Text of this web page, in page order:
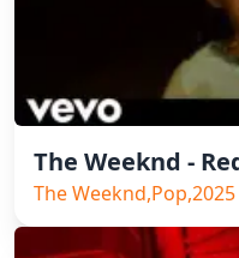
The Weeknd -
The Weeknd,Pop,2025